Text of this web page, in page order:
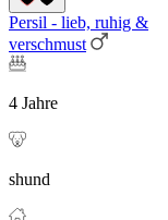
Persil - lieb, ruhig &
verschmust
4 Jahre
shund